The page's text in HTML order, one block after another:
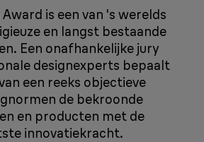
Award is een van 's werelds
en langst bestaande
Een onafhankelijke jury
designexperts bepaalt
een reeks objectieve
de bekroonde
en producten met de
innovatiekracht.